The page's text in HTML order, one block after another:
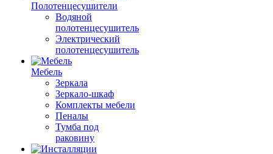
Полотенцесушители
Водяной
полотенцесушитель
Электрический
полотенцесушитель
Мебель
Зеркала
Зеркало-шкаф
Комплекты мебели
Пеналы
Тумба под
раковину